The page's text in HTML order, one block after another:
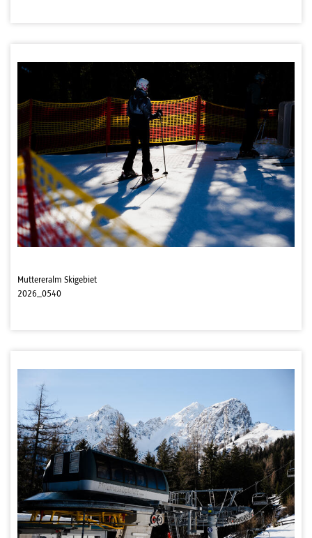
Muttereralm Skigebiet
2026_0540